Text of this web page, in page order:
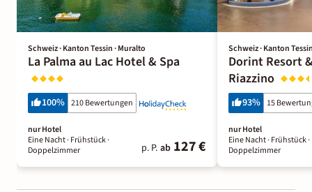
Schweiz · Kanton Tessin · Muralto
La Palma au Lac Hotel & Spa
100% 210 Bewertungen
nur Hotel
Eine Nacht· Frühstück·
Doppelzimmer
p. P. ab 127 €
Schweiz · Kanton
Dorint Resort
Riazzino
93% 15
nur Hotel
Eine Nacht· Frühstück·
Doppelzimmer